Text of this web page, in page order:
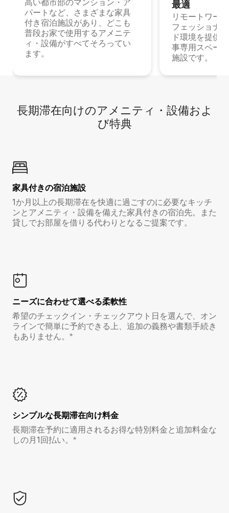
高い都市部のマンション・ア
パートなど、さまざまな家具
付き宿泊施設があり、どこも
普段お家で使用するアメニテ
ィ・設備がすべてそろってい
ます。
最⁠適
リモートワー
フェッショナ
ド環境を提供
事専用スペー
施設です。
長期滞在向け⁠のア⁠メ⁠ニ⁠テ⁠ィ⁠・設⁠備⁠およ
び特⁠典
家具付き⁠の宿⁠泊⁠施⁠設
1か月以上の長期滞在を快適に過ごすのに必要なキッチ
ンとアメニティ・設備を備えた家具付きの宿泊先。また
貸しでお部屋を借りる代わりとなるご提案です。
ニーズに合わせて選べる柔軟性
希望のチェックイン・チェックアウト日を選んで、オン
ラインで簡単に予約できる上、追加の義務や書類手続き
もありません。*
シンプルな長期滞在向け料金
長期滞在予約に適用されるお得な特別料金と追加料金な
しの月1回払い。*